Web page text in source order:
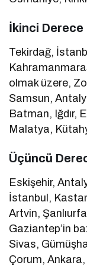
İkinci Derece
Tekirdağ,
olmak üzere,
Samsun,
Batman, Iğdır,
Malatya,
Üçüncü
Eskişehir,
İstanbul,
Artvin,
Gaziantep’in
Sivas,
Çorum,